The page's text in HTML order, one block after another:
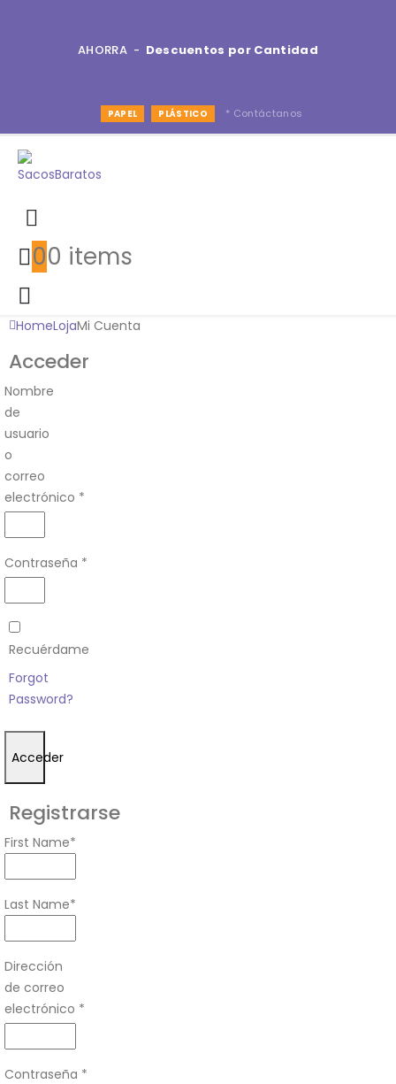
AHORRA - Descuentos por Cantidad
PAPEL PLÁSTICO * Contáctanos
00 items
HomeLojaMi Cuenta
Acceder
Nombre
de
usuario
o
correo
electrónico *
Obligatorio
Contraseña *
Obligatorio
Recuérdame
Forgot
Password?
Acceder
Registrarse
First Name*
Last Name*
Dirección
de correo
electrónico *
Obligatorio
Contraseña *